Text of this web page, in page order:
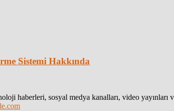
Sistemi Hakkında
haberleri, sosyal medya kanalları, video